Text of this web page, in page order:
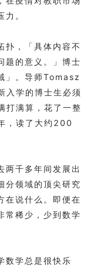
。
扑，「具体内容不
题的意义。」博士
」。导师Tomasz
学的博士生必须
打满算，花了一整
，读了大约200
两千多年间发展出
分领域的顶尖研究
在说什么。即便在
常稀少，少到数学
数学总是很快乐